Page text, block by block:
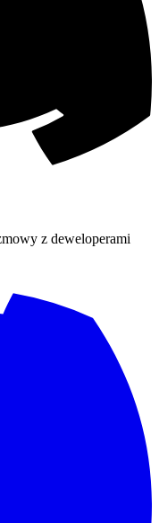
z deweloperami